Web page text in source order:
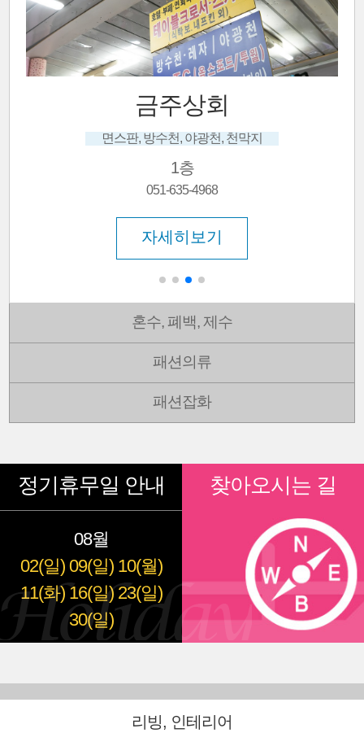
(진주)남강상회
한복원단, 한복맞춤, 한복대여, 혼주한복
1층
051-636-1911
자세히보기
혼수, 폐백, 제수
패션의류
패션잡화
정기휴무일 안내
08월
02(일) 09(일) 10(월)
11(화) 16(일) 23(일)
30(일)
찾아오시는 길
리빙, 인테리어